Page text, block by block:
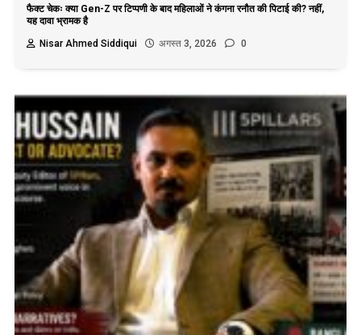
फैक्ट चेकः क्या Gen-Z पर टिप्पणी के बाद महिलाओं ने कंगना रनौत की पिटाई की? नहीं,
यह दावा भ्रामक है
Nisar Ahmed Siddiqui
अगस्त 3, 2026 0